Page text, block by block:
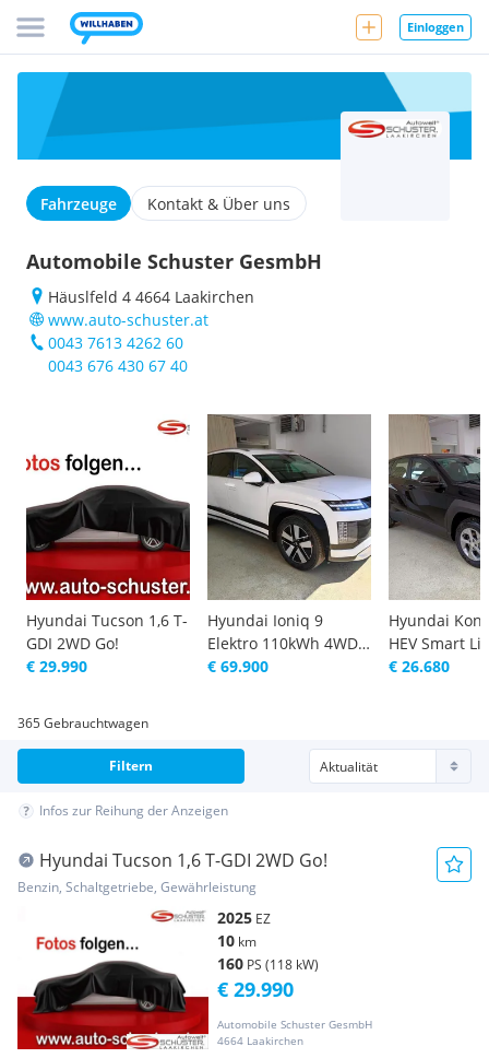
Einloggen
Fahrzeuge Kontakt & Über uns
Automobile Schuster GesmbH
Häuslfeld 4 4664 Laakirchen
www.auto-schuster.at
0043 7613 4262 60
0043 676 430 67 40
Hyundai Tucson 1,6 T-
GDI 2WD Go!
€ 29.990
Hyundai Ioniq 9
Elektro 110kWh 4WD
Prestige Line
€ 69.900
Hyundai
HEV Smart
€ 26.680
365 Gebrauchtwagen
Filtern
Infos zur Reihung der Anzeigen
Hyundai Tucson 1,6 T-GDI 2WD Go!
Benzin, Schaltgetriebe, Gewährleistung
2025 EZ
10 km
160 PS (118 kW)
Automobile Schuster GesmbH
4664 Laakirchen
€ 29.990